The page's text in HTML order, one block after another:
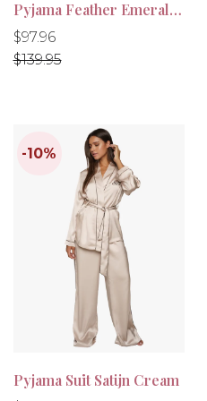
-30% Pyjama Feather Emerald Green
Normale
prijs
$97.96
Normale
prijs
$139.95
Pyjama Suit Satijn Cream